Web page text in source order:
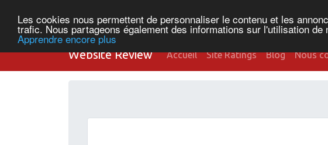
Les cookies nous permettent de personnaliser le contenu et les
trafic. Nous partageons également des informations sur l'utilisation
Apprendre encore plus
Website Review Accueil Site Ratings Blog Nous